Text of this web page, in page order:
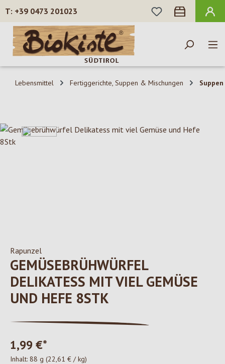
Zum Hauptinhalt springen
+39 0473 201023
DU HAST 0
Lebensmittel Fertiggerichte, Suppen & Mischungen Suppen
Bildergalerie überspringen
Rapunzel
GEMÜSEBRÜHWÜRFEL
DELIKATESS MIT VIEL GEMÜSE
UND HEFE 8STK
1,99 €*
Inhalt: 88 g (22,61 € / kg)